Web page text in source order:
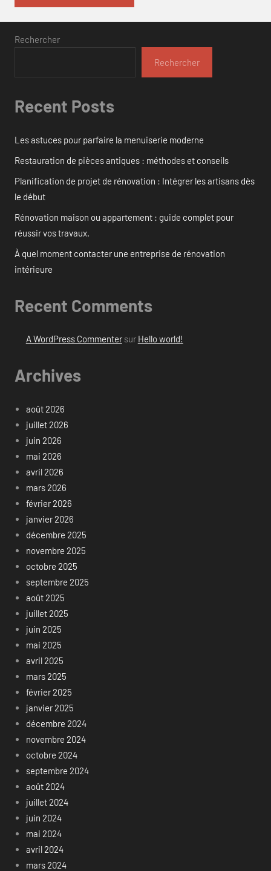
Rechercher
Rechercher
Recent Posts
Les astuces pour parfaire la menuiserie moderne
Restauration de pièces antiques : méthodes et conseils
Planification de projet de rénovation : Intégrer les artisans dès
le début
Rénovation maison ou appartement : guide complet pour
réussir vos travaux.
À quel moment contacter une entreprise de rénovation
intérieure
Recent Comments
A WordPress Commentersur Hello world!
Archives
août 2026
juillet 2026
juin 2026
mai 2026
avril 2026
mars 2026
février 2026
janvier 2026
décembre 2025
novembre 2025
octobre 2025
septembre 2025
août 2025
juillet 2025
juin 2025
mai 2025
avril 2025
mars 2025
février 2025
janvier 2025
décembre 2024
novembre 2024
octobre 2024
septembre 2024
août 2024
juillet 2024
juin 2024
mai 2024
avril 2024
mars 2024